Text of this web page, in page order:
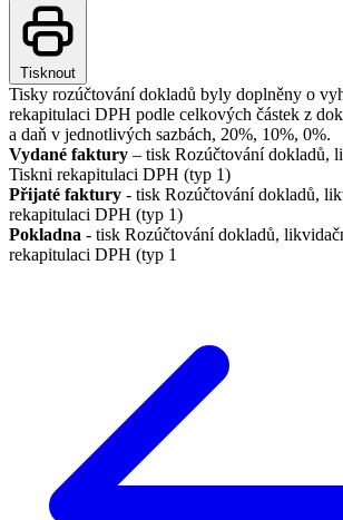
Tisknout
Tisky rozúčtování dokladů byly doplněny o
rekapitulaci DPH podle celkových částek z
a daň v jednotlivých sazbách, 20%, 10%, 0%.
Vydané faktury – tisk Rozúčtování dokladů,
Tiskni rekapitulaci DPH (typ 1)
Přijaté faktury - tisk Rozúčtování dokladů,
rekapitulaci DPH (typ 1)
Pokladna - tisk Rozúčtování dokladů,
rekapitulaci DPH (typ 1